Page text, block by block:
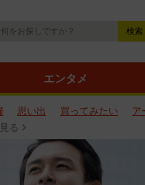
エンタメ
思い出 買ってみたい ア
る